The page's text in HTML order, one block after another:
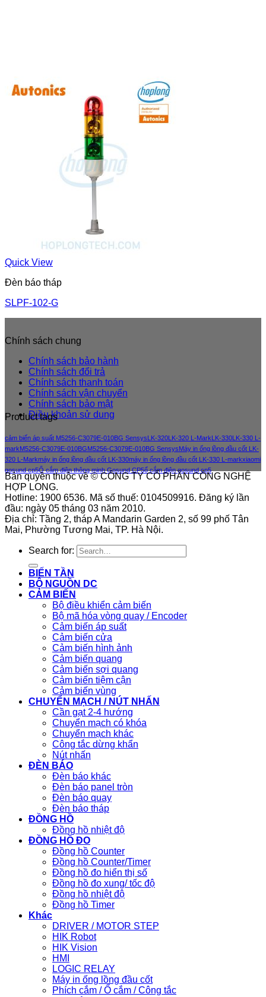
Quick View
Đèn báo tháp
SLPF-102-G
Chính sách chung
Chính sách bảo hành
Chính sách đổi trả
Chính sách thanh toán
Chính sách vận chuyển
Chính sách bảo mật
Điều khoản sử dung
Product tags
cảm biến áp suất M5256-C3079E-010BG Sensys LK-320 LK-320 L-Mark LK-330 LK-330 L-
markM5256-C3079E-010BGM5256-C3079E-010BG SensysMáy in ống lồng đầu cốt LK-
320 L-Markmáy in ống lồng đầu cốt LK-330máy in ống lồng đầu cốt LK-330 L-markxiaomi
gosund cp5Ổ cắm điện thông minh Gosund CP5ổ cắm điện gosund cp5
Bản quyền thuộc về © CÔNG TY CỔ PHẦN CÔNG NGHỆ
HỢP LONG.
Hotline: 1900 6536. Mã số thuế: 0104509916. Đăng ký lần
đầu: ngày 05 tháng 03 năm 2010.
Địa chỉ: Tầng 2, tháp A Mandarin Garden 2, số 99 phố Tân
Mai, Phường Tương Mai, TP. Hà Nội.
Search for:
BIẾN TẦN
BỘ NGUỒN DC
CẢM BIẾN
Bộ điều khiển cảm biến
Bộ mã hóa vòng quay / Encoder
Cảm biến áp suất
Cảm biến cửa
Cảm biến hình ảnh
Cảm biến quang
Cảm biến sợi quang
Cảm biến tiệm cận
Cảm biến vùng
CHUYỂN MẠCH / NÚT NHẤN
Cần gạt 2-4 hướng
Chuyển mạch có khóa
Chuyển mạch khác
Công tắc dừng khẩn
Nút nhấn
ĐÈN BÁO
Đèn báo khác
Đèn báo panel tròn
Đèn báo quay
Đèn báo tháp
ĐỒNG HỒ
Đồng hồ nhiệt độ
ĐỒNG HỒ ĐO
Đồng hồ Counter
Đồng hồ Counter/Timer
Đồng hồ đo hiển thị số
Đồng hồ đo xung/ tốc độ
Đồng hồ nhiệt độ
Đồng hồ Timer
Khác
DRIVER / MOTOR STEP
HIK Robot
HIK Vision
HMI
LOGIC RELAY
Máy in ống lồng đầu cốt
Phích cắm / Ổ cắm / Công tắc